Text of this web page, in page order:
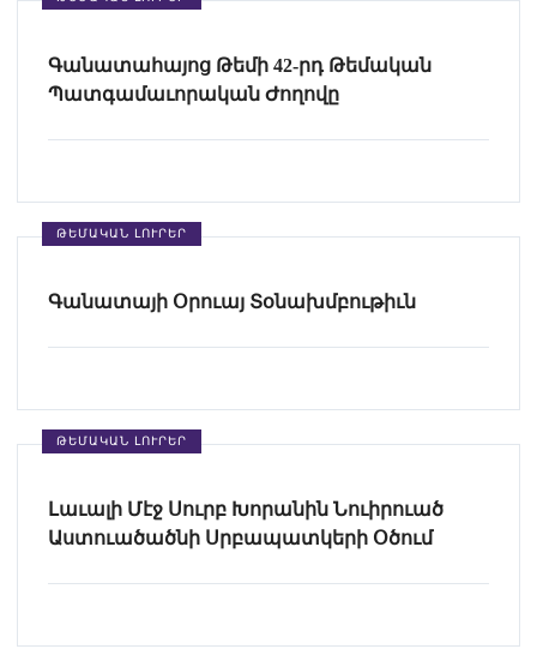
Գանատահայոց Թեմի 42-րդ Թեմական
Պատգամաւորական Ժողովը
ԹԵՄԱԿԱՆ ԼՈՒՐԵՐ
Գանատայի Օրուայ Տօնախմբութիւն
ԹԵՄԱԿԱՆ ԼՈՒՐԵՐ
Լաւալի Մէջ Սուրբ Խորանին Նուիրուած
Աստուածածնի Սրբապատկերի Օծում